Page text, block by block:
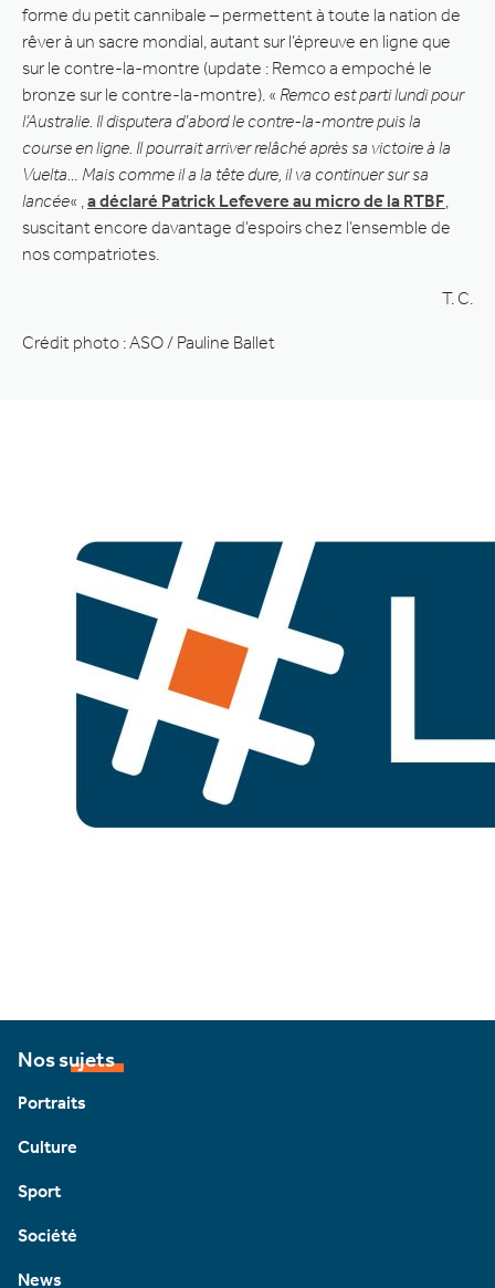
forme du petit cannibale – permettent à toute la nation de
rêver à un sacre mondial, autant sur l’épreuve en ligne que
sur le contre-la-montre (update : Remco a empoché le
bronze sur le contre-la-montre). « Remco est parti lundi pour
l’Australie. Il disputera d’abord le contre-la-montre puis la
course en ligne. Il pourrait arriver relâché après sa victoire à la
Vuelta… Mais comme il a la tête dure, il va continuer sur sa
lancée« , a déclaré Patrick Lefevere au micro de la RTBF
suscitant encore davantage d’espoirs chez l’ensemble de
nos compatriotes.
T. C.
Crédit photo : ASO / Pauline Ballet
Nos sujets
Portraits
Culture
Sport
Société
News